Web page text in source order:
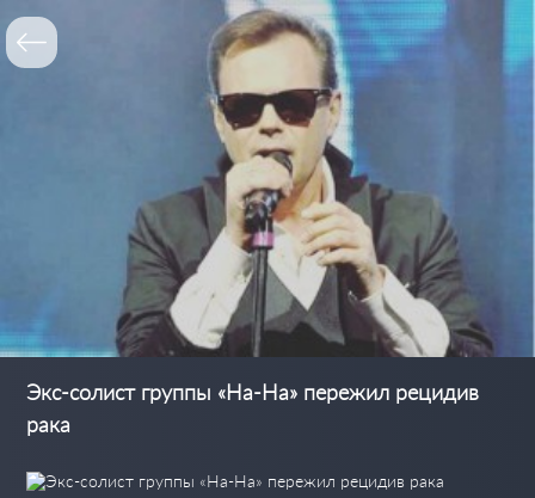
Экс-солист группы «На-На» пережил рецидив
рака